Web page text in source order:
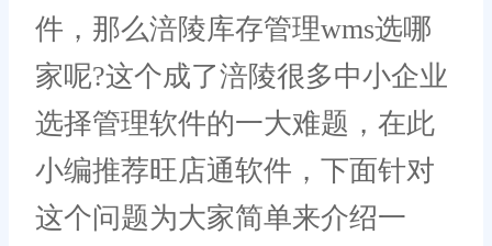
件，那么涪陵库存管理wms选哪
家呢?这个成了涪陵很多中小企业
选择管理软件的一大难题，在此
小编推荐旺店通软件，下面针对
这个问题为大家简单来介绍一